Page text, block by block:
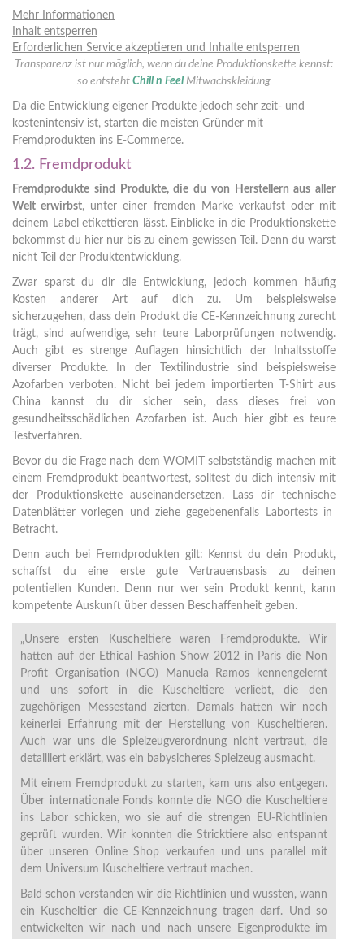
Mehr Informationen
Inhalt entsperren
Erforderlichen Service akzeptieren und Inhalte entsperren
Transparenz ist nur möglich, wenn du deine Produktionskette kennst:
so entsteht Chill n Feel Mitwachskleidung
Da die Entwicklung eigener Produkte jedoch sehr zeit- und
kostenintensiv ist, starten die meisten Gründer mit
Fremdprodukten ins E-Commerce.
1.2. Fremdprodukt
Fremdprodukte sind Produkte, die du von Herstellern aus aller
Welt erwirbst, unter einer fremden Marke verkaufst oder mit
deinem Label etikettieren lässt. Einblicke in die Produktionskette
bekommst du hier nur bis zu einem gewissen Teil. Denn du warst
nicht Teil der Produktentwicklung.
Zwar sparst du dir die Entwicklung, jedoch kommen häufig
Kosten anderer Art auf dich zu. Um beispielsweise
sicherzugehen, dass dein Produkt die CE-Kennzeichnung zurecht
trägt, sind aufwendige, sehr teure Laborprüfungen notwendig.
Auch gibt es strenge Auflagen hinsichtlich der Inhaltsstoffe
diverser Produkte. In der Textilindustrie sind beispielsweise
Azofarben verboten. Nicht bei jedem importierten T-Shirt aus
China kannst du dir sicher sein, dass dieses frei von
gesundheitsschädlichen Azofarben ist. Auch hier gibt es teure
Testverfahren.
Bevor du die Frage nach dem WOMIT selbstständig machen mit
einem Fremdprodukt beantwortest, solltest du dich intensiv mit
der Produktionskette auseinandersetzen. Lass dir technische
Datenblätter vorlegen und ziehe gegebenenfalls Labortests in
Betracht.
Denn auch bei Fremdprodukten gilt: Kennst du dein Produkt,
schaffst du eine erste gute Vertrauensbasis zu deinen
potentiellen Kunden. Denn nur wer sein Produkt kennt, kann
kompetente Auskunft über dessen Beschaffenheit geben.
„Unsere ersten Kuscheltiere waren Fremdprodukte. Wir
hatten auf der Ethical Fashion Show 2012 in Paris die Non
Profit Organisation (NGO) Manuela Ramos kennengelernt
und uns sofort in die Kuscheltiere verliebt, die den
zugehörigen Messestand zierten. Damals hatten wir noch
keinerlei Erfahrung mit der Herstellung von Kuscheltieren.
Auch war uns die Spielzeugverordnung nicht vertraut, die
detailliert erklärt, was ein babysicheres Spielzeug ausmacht.
Mit einem Fremdprodukt zu starten, kam uns also entgegen.
Über internationale Fonds konnte die NGO die Kuscheltiere
ins Labor schicken, wo sie auf die strengen EU-Richtlinien
geprüft wurden. Wir konnten die Stricktiere also entspannt
über unseren Online Shop verkaufen und uns parallel mit
dem Universum Kuscheltiere vertraut machen.
Bald schon verstanden wir die Richtlinien und wussten, wann
ein Kuscheltier die CE-Kennzeichnung tragen darf. Und so
entwickelten wir nach und nach unsere Eigenprodukte im